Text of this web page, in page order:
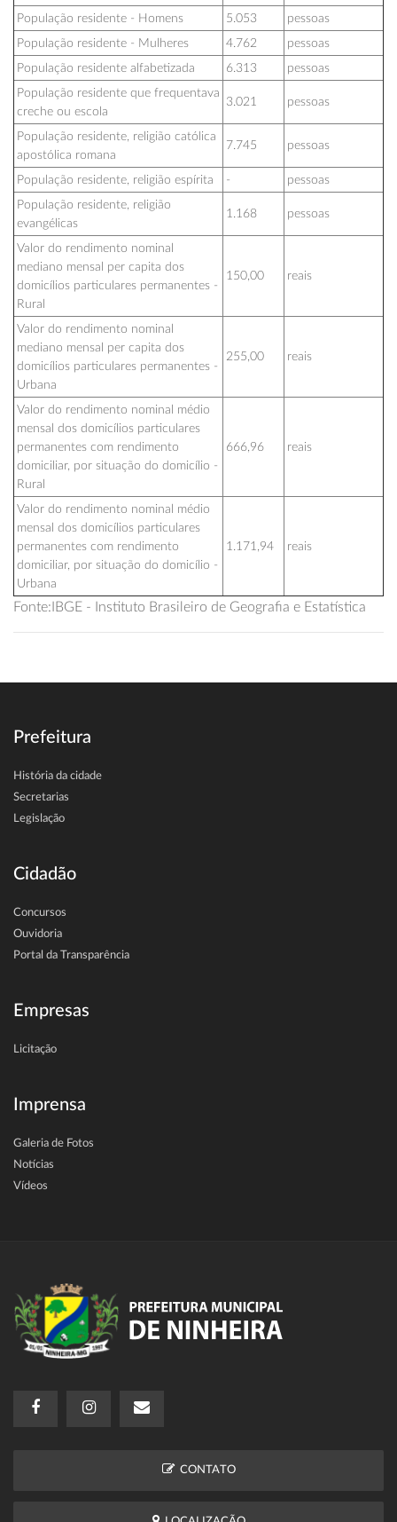
População residente - Homens
5.053
pessoas
População residente - Mulheres
4.762
pessoas
População residente alfabetizada
6.313
pessoas
População residente que frequentava
creche ou escola
3.021 pessoas
População residente, religião católica
apostólica romana
7.745 pessoas
População residente, religião espírita -
pessoas
População residente, religião
evangélicas
1.168 pessoas
Valor do rendimento nominal
mediano mensal per capita dos
domicílios particulares permanentes -
Rural
150,00 reais
Valor do rendimento nominal
mediano mensal per capita dos
domicílios particulares permanentes -
Urbana
255,00 reais
Valor do rendimento nominal médio
mensal dos domicílios particulares
permanentes com rendimento
domiciliar, por situação do domicílio -
Rural
666,96 reais
Valor do rendimento nominal médio
mensal dos domicílios particulares
permanentes com rendimento
domiciliar, por situação do domicílio -
Urbana
1.171,94 reais
Fonte:IBGE - Instituto Brasileiro de Geografia e Estatística
Prefeitura
História da cidade
Secretarias
Legislação
Cidadão
Concursos
Ouvidoria
Portal da Transparência
Empresas
Licitação
Imprensa
Galeria de Fotos
Notícias
Vídeos
CONTATO